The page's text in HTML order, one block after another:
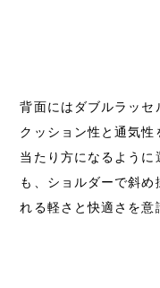
背面にはダブルラッセ
クッション性と通気性
当たり方になるよう
も、ショルダーで斜
れる軽さと快適さを意